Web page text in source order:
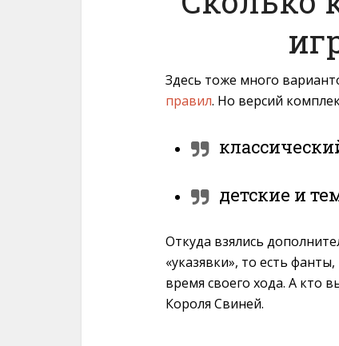
Здесь тоже много
правил. Но версий
детские и
Откуда взялись
«указявки», то есть
время своего хода. А кто
Короля Свиней.